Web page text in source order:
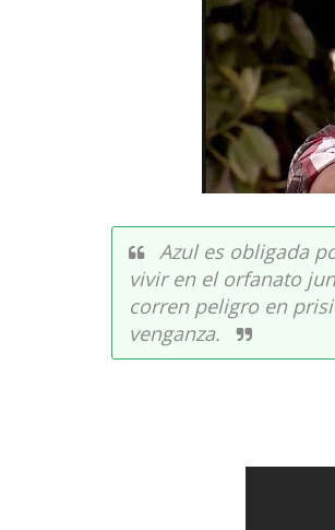
Azul es obligada
vivir en el orfanato
corren peligro en
venganza.